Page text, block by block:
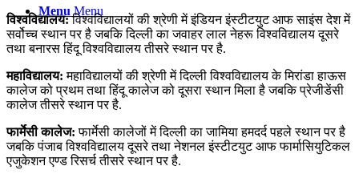
Menu Menu
विश्वविद्यालय:विश्वविद्यालयों की श्रेणी में इंडियन इंस्टीटयुट आफ साइंस देश में
सर्वोच्च स्थान पर है जबकि दिल्ली का जवाहर लाल नेहरू विश्वविद्यालय दूसरे
तथा बनारस हिंदू विश्वविद्यालय तीसरे स्थान पर है.
महाविद्यालय: महाविद्यालयों की श्रेणी में दिल्ली विश्वविद्यालय के मिरांडा हाऊस
कालेज को प्रथम तथा हिंदू कालेज को दूसरा स्थान मिला है जबकि प्रेजीडेंसी
कालेज तीसरे स्थान पर है.
फार्मेसी कालेज: फार्मेसी कालेजों में दिल्ली का जामिया हमदर्द पहले स्थान पर है
जबकि पंजाब विश्वविद्यालय दूसरे तथा नेशनल इंस्टीटयुट आफ फार्मासियुटिकल
एजुकेशन एण्ड रिसर्च तीसरे स्थान पर है.